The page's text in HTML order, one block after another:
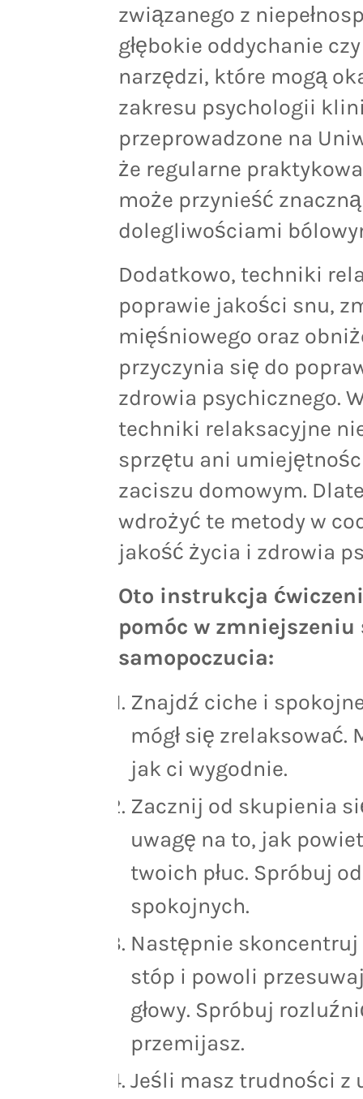
związanego z
głębokie oddychanie
narzędzi, które mogą
zakresu psychologii
przeprowadzone na
że regularne
może przynieść
dolegliwościami
Dodatkowo, techniki
poprawie jakości snu,
mięśniowego oraz
przyczynia się do
zdrowia psychicznego.
techniki relaksacyjne
sprzętu ani
zaciszu domowym.
wdrożyć te metody w
jakość życia i zdrowia
Oto instrukcja
pomóc w
samopoczucia:
Znajdź ciche i
mógł się zrelaksować.
jak ci wygodnie.
Zacznij od skupienia
uwagę na to, jak
twoich płuc. Spróbuj
spokojnych.
Następnie
stóp i powoli
głowy. Spróbuj
przemijasz.
Jeśli masz trudności z